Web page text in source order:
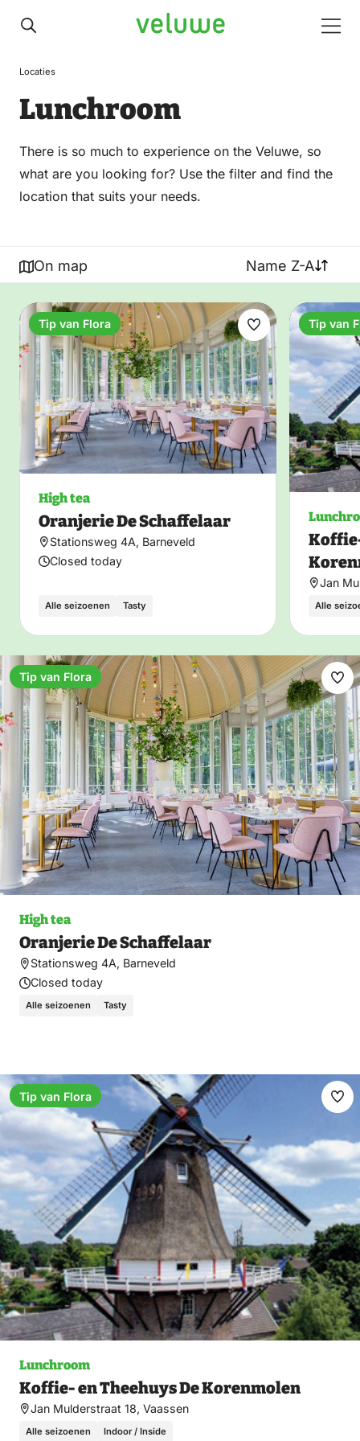
Veluwe
Locaties
Lunchroom
There is so much to experience on the Veluwe, so
what are you looking for? Use the filter and find the
location that suits your needs.
On map Name Z-A
High tea
Oranjerie De Schaffelaar
Stationsweg 4A, Barneveld
Closed today
Alle seizoenen Tasty
Tip van Flora
Make
favorite
Jan
Alle
Tip van
High tea
Oranjerie De Schaffelaar
Stationsweg 4A, Barneveld
Closed today
Alle seizoenen Tasty
Tip van Flora
Lunchroom
Koffie- en Theehuys De Korenmolen
Jan Mulderstraat 18, Vaassen
Alle seizoenen Indoor / Inside
Tip van Flora